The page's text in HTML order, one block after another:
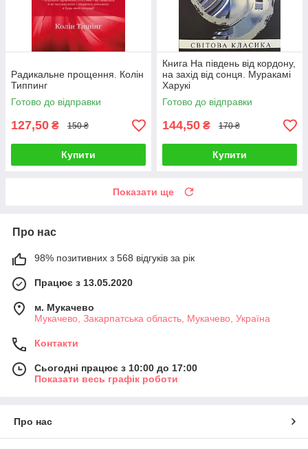
Радикальне прощення. Колін
Типпинг
Готово до відправки
127,50 ₴ 150 ₴
Купити
Книга На південь від кордону,
на захід від сонця. Муракамі
Харукі
Готово до відправки
144,50 ₴ 170 ₴
Купити
Показати ще
Про нас
98% позитивних з 568 відгуків за рік
Працює з 13.05.2020
м. Мукачево
Мукачево, Закарпатська область, Мукачево, Україна
Контакти
Сьогодні працює з 10:00 до 17:00
Показати весь графік роботи
Про нас